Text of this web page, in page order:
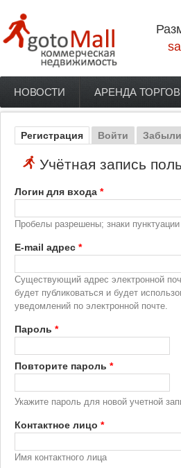
Главное меню
НОВОСТИ АРЕНДА
Главные вкладки
Регистрация (активная вкладка)
Войти
Учётная запись
Логин для входа *
Пробелы разрешены; знаки
E-mail адрес *
Существующий адрес электронной
будет публиковаться и будет
уведомлений по электронной почте.
Пароль *
Повторите пароль *
Укажите пароль для новой учетной
Контактное лицо *
Имя контактного лица